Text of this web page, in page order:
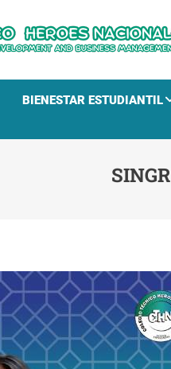
BIENESTAR ESTUDIANTIL